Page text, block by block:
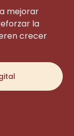
mejorar
la
crecer